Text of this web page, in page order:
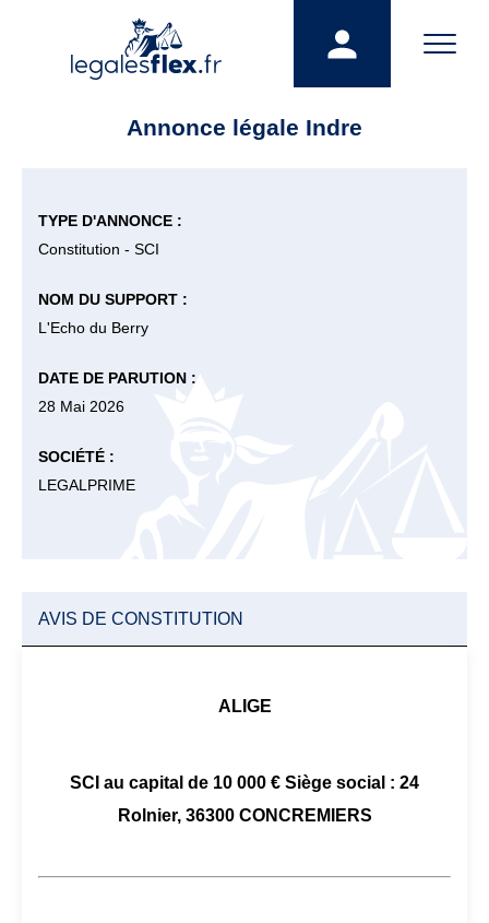
Annonce légale Indre
TYPE D'ANNONCE :
Constitution - SCI
NOM DU SUPPORT :
L'Echo du Berry
DATE DE PARUTION :
28 Mai 2026
SOCIÉTÉ :
LEGALPRIME
AVIS DE CONSTITUTION
ALIGE
SCI au capital de 10 000 € Siège social : 24
Rolnier, 36300 CONCREMIERS